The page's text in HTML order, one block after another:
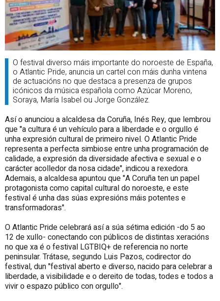
O festival diverso máis importante do noroeste de España,
o Atlantic Pride, anuncia un cartel con máis dunha vintena
de actuacións no que destaca a presenza de grupos
icónicos da música española como Azúcar Moreno,
Soraya, María Isabel ou Jorge González.
Así o anunciou a alcaldesa da Coruña, Inés Rey, que lembrou
que "a cultura é un vehículo para a liberdade e o orgullo é
unha expresión cultural de primeiro nivel. O Atlantic Pride
representa a perfecta simbiose entre unha programación de
calidade, a expresión da diversidade afectiva e sexual e o
carácter acolledor da nosa cidade", indicou a rexedora.
Ademais, a alcaldesa apuntou que "A Coruña ten un papel
protagonista como capital cultural do noroeste, e este
festival é unha das súas expresións máis potentes e
transformadoras".
O Atlantic Pride celebrará así a súa sétima edición -do 5 ao
12 de xullo- conectando con públicos de distintas xeracións
no que xa é o festival LGTBIQ+ de referencia no norte
peninsular. Trátase, segundo Luis Pazos, codirector do
festival, dun "festival aberto e diverso, nacido para celebrar a
liberdade, a visibilidade e o dereito de todas, todes e todos a
vivir o espazo público con orgullo".